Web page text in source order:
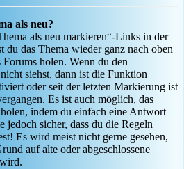
als neu?
als neu markieren“-Links in der
du das Thema wieder ganz nach oben
Forums holen. Wenn du den
siehst, dann ist die Funktion
oder seit der letzten Markierung ist
Es ist auch möglich, das
indem du einfach eine Antwort
jedoch sicher, dass du die Regeln
Es wird meist nicht gerne gesehen,
auf alte oder abgeschlossene